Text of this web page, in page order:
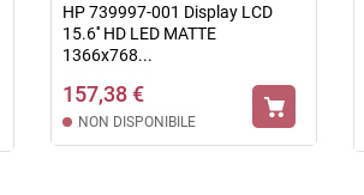
HP 739997-001 Display LCD
15.6'' HD LED MATTE
1366x768...
157,38 €
NON DISPONIBILE